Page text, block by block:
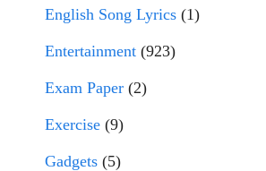
English Song Lyrics (1)
Entertainment (923)
Exam Paper (2)
Exercise (9)
Gadgets (5)